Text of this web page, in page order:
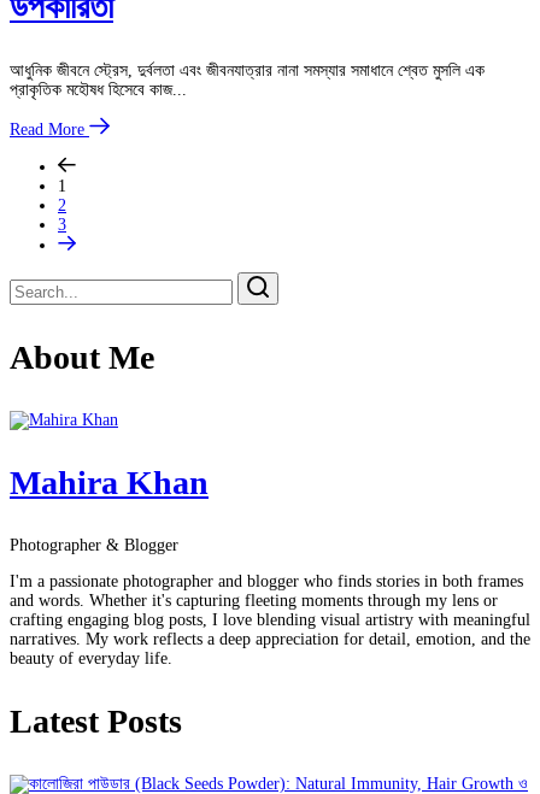
আধুনিক জীবনে স্ট্রেস, দুর্বলতা এবং জীবনযাত্রার নানা সমস্যার সমাধানে শ্বেত মুসলি এক
প্রাকৃতিক মহৌষধ হিসেবে কাজ...
Read More
1
2
3
About Me
Mahira Khan
Photographer & Blogger
I'm a passionate photographer and blogger who finds stories in both frames
and words. Whether it's capturing fleeting moments through my lens or
crafting engaging blog posts, I love blending visual artistry with meaningful
narratives. My work reflects a deep appreciation for detail, emotion, and the
beauty of everyday life.
Latest Posts